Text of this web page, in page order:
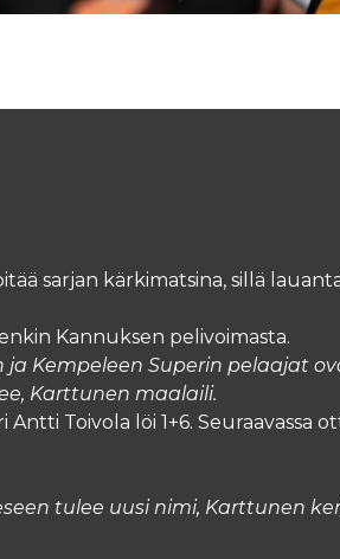
sarjan kärkimatsina, sillä
Kannuksen pelivoimasta.
Kempeleen Superin pelaajat
Karttunen maalaili.
Toivola löi 1+6. Seuraavassa
tulee uusi nimi, Karttunen